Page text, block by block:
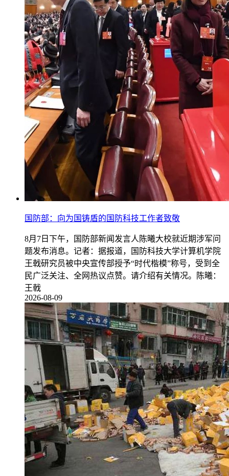
国防部：向为国铸盾的国防科技工作者致敬
8月7日下午，国防部新闻发言人陈曦大校就近期涉军问
题发布消息。记者：据报道，国防科技大学计算机学院
王戟研究员被中央宣传部授予“时代楷模”称号，受到全
民广泛关注、全网热议点赞。请介绍有关情况。陈曦：
王戟
2026-08-09